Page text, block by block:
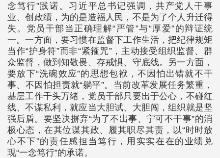
念笃行”践诺。习近平总书记强调，共产党人干事
业、创政绩，为的是造福人民，不是为了个人升迁得
失。党员干部当正确理解“严管”与“厚爱”的辩证统
一。一方面，要习惯在监督下工作生活，把纪律规矩
当作“护身符”而非“紧箍咒”，主动接受组织监督、群
众监督，做到知敬畏、存戒惧、守底线。另一方面，
要放下“洗碗效应”的思想包袱，不因怕出错就不干
事、不因怕担责就“躺平”。当前改革发展任务繁重，
基层工作千头万绪，党员干部只要出于公心，不碰红
线、不谋私利，就应当大胆试、大胆闯，组织就是坚
强后盾。要坚决摒弃“为了不出事、宁可不干事”的消
极心态，在其位谋其政、履其职尽其责，以“时时放
心不下”的责任感担当笃行，用实实在在的业绩兑
现“一念笃行”的承诺。